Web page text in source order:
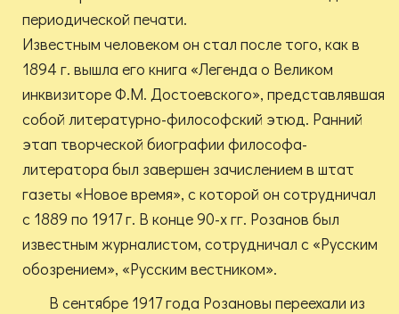
периодической печати.
Известным человеком он стал после того, как в
1894 г. вышла его книга «Легенда о Великом
инквизиторе Ф.М. Достоевского», представлявшая
собой литературно-философский этюд. Ранний
этап творческой биографии философа-
литератора был завершен зачислением в штат
газеты «Новое время», с которой он сотрудничал
с 1889 по 1917 г. В конце 90-х гг. Розанов был
известным журналистом, сотрудничал с «Русским
обозрением», «Русским вестником».
В сентябре 1917 года Розановы переехали из